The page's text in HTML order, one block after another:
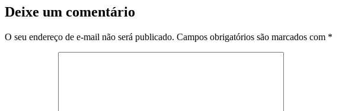
Deixe um comentário
O seu endereço de e-mail não será publicado. Campos obrigatórios são marcados com *